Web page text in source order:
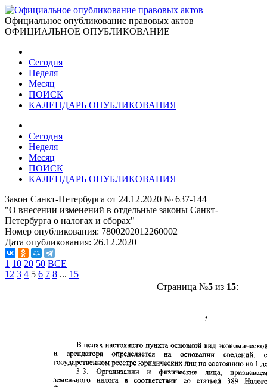
Официальное опубликование правовых актов
ОФИЦИАЛЬНОЕ ОПУБЛИКОВАНИЕ
Сегодня
Неделя
Месяц
ПОИСК
КАЛЕНДАРЬ ОПУБЛИКОВАНИЯ
Сегодня
Неделя
Месяц
ПОИСК
КАЛЕНДАРЬ ОПУБЛИКОВАНИЯ
Закон Санкт-Петербурга от 24.12.2020 № 637-144
"О внесении изменений в отдельные законы Санкт-
Петербурга о налогах и сборах"
Номер опубликования: 7800202012260002
Дата опубликования: 26.12.2020
1 10 20 50 ВСЕ
1 2 3 4 5 6 7 8 ... 15
Страница №5из 15: